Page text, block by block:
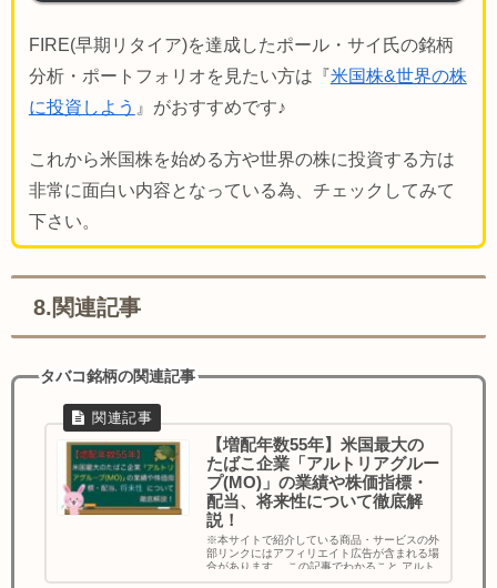
FIRE(早期リタイア)を達成したポール・サイ氏の銘柄
分析・ポートフォリオを見たい方は『米国株&世界の株
に投資しよう 』がおすすめです♪
これから米国株を始める方や世界の株に投資する方は
非常に面白い内容となっている為、チェックしてみて
下さい。
8.関連記事
タバコ銘柄の関連記事
【増配年数55年】米国最大の
たばこ企業「アルトリアグルー
プ(MO)」の業績や株価指標・
配当、将来性について徹底解
説！
※本サイトで紹介している商品・サービスの外
部リンクにはアフィリエイト広告が含まれる場
合があります。 この記事でわかること アルト
リアグループの事業内容 株価は「割安」？